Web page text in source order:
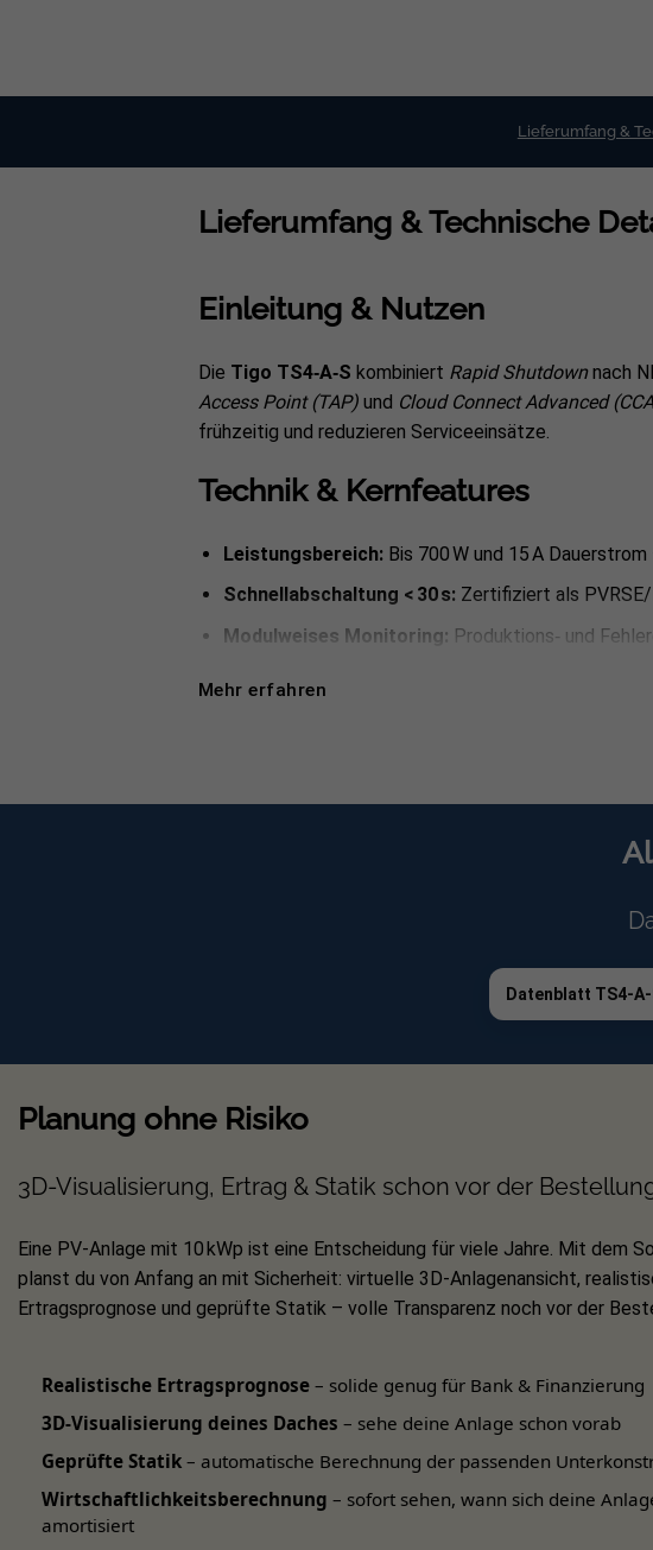
Lieferumfang &
Lieferumfang & Technische
Einleitung & Nutzen
Die Tigo TS4‑A‑S kombiniert Rapid Shutdownnach
Access Point (TAP) und Cloud Connect Advanced
frühzeitig und reduzieren Serviceeinsätze.
Technik & Kernfeatures
Leistungsbereich:Bis 700 W und 15 A
Schnellabschaltung < 30 s: Zertifiziert als PVRSE/
Modulweises Monitoring: Produktions‑ und
25 Jahre Garantie:Langfristige Absicherung Ihrer
TS4 oben am Modulrahmen einclipsen oder
Kurze Eingangskabel zuerst mit dem Modul
Nach Abschluss aller TS4s TAP an zentraler
Kompatibilität & Skalierung
können verteilt werden, um große Dach‑ oder
Weitere Informationensowie einekomplette
Flexibler Einsatz für maximale Leistung
Einsatz TS4 an allen Modulen
Mit Zubehör (CCA-Kit)
Ohne
Zur Optimierung der Gesamtleistung aller
Bei
Plug &
Mehr erfahren
Datenblatt TS4-
Planung ohne Risiko
3D-Visualisierung, Ertrag & Statik schon vor der
Eine PV-Anlage mit 10 kWp ist eine Entscheidung für viele Jahre. Mit dem
planst du von Anfang an mit Sicherheit: virtuelle 3D-Anlagenansicht,
Ertragsprognose und geprüfte Statik – volle Transparenz noch vor der
Realistische Ertragsprognose – solide genug für Bank & Finanzierung
3D-Visualisierung deines Daches – sehe deine Anlage schon vorab
Geprüfte Statik – automatische Berechnung der passenden
Wirtschaftlichkeitsberechnung – sofort sehen, wann sich deine
amortisiert